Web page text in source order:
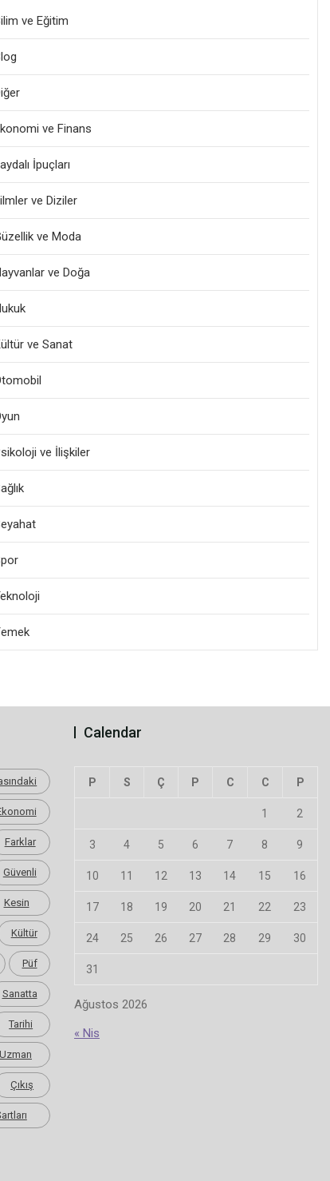
ve Eğitim
ve Finans
İpuçları
ve Diziler
ve Moda
ve Doğa
ve Sanat
ve İlişkiler
Farklar
Güvenli
Kesin
Kültür
Püf
Sanatta
Tarihi
Uzman
Çıkış
Calendar
Ağustos 2026
P S Ç P C C P
1 2
3 4 5 6 7 8 9
10 11 12 13 14 15 16
17 18 19 20 21 22 23
24 25 26 27 28 29 30
31
« Nis